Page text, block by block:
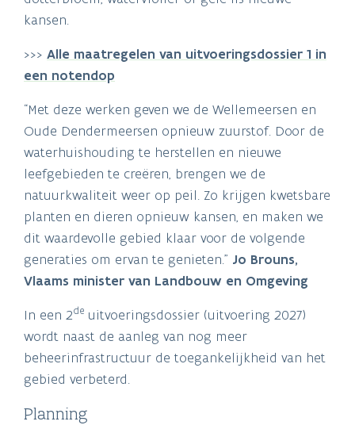
kansen.
>>> Alle maatregelen van uitvoeringsdossier 1 in
een notendop
“Met deze werken geven we de Wellemeersen en
Oude Dendermeersen opnieuw zuurstof. Door de
waterhuishouding te herstellen en nieuwe
leefgebieden te creëren, brengen we de
natuurkwaliteit weer op peil. Zo krijgen kwetsbare
planten en dieren opnieuw kansen, en maken we
dit waardevolle gebied klaar voor de volgende
generaties om ervan te genieten.” Jo Brouns,
Vlaams minister van Landbouw en Omgeving
In een 2de uitvoeringsdossier (uitvoering 2027)
wordt naast de aanleg van nog meer
beheerinfrastructuur de toegankelijkheid van het
gebied verbeterd.
Planning